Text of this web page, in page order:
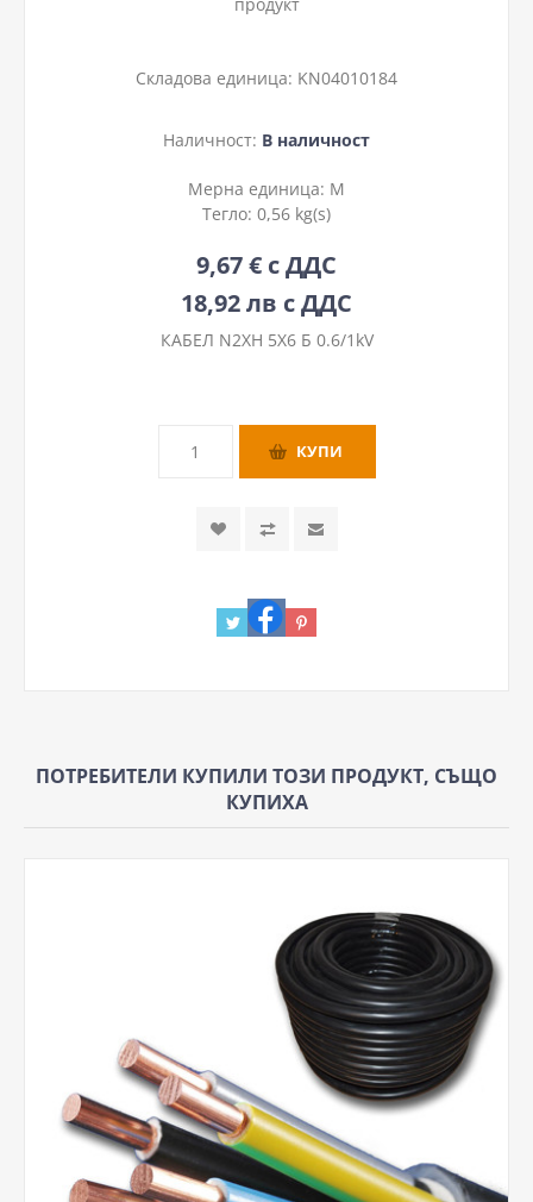
Складова единица: KN04010184
Наличност: В наличност
Мерна единица: М
Тегло: 0,56 kg(s)
9,67 € с ДДС
18,92 лв с ДДС
КАБЕЛ N2XH 5Х6 Б 0.6/1kV
ПОТРЕБИТЕЛИ КУПИЛИ ТОЗИ ПРОДУКТ, СЪЩО
КУПИХА